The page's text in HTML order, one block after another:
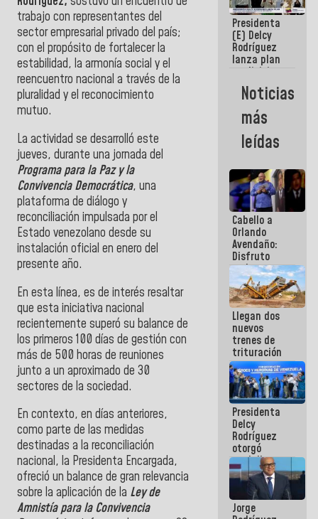
trabajo con representantes del
sector empresarial privado del país;
con el propósito de fortalecer la
estabilidad, la armonía social y el
reencuentro nacional a través de la
pluralidad y el reconocimiento
mutuo.
La actividad se desarrolló este
jueves, durante una jornada del
Programa para la Paz y la
Convivencia Democrática, una
plataforma de diálogo y
reconciliación impulsada por el
Estado venezolano desde su
instalación oficial en enero del
presente año.
En esta línea, es de interés resaltar
que esta iniciativa nacional
recientemente superó su balance de
los primeros 100 días de gestión con
más de 500 horas de reuniones
junto a un aproximado de 30
sectores de la sociedad.
En contexto, en días anteriores,
como parte de las medidas
destinadas a la reconciliación
nacional, la Presidenta Encargada,
ofreció un balance de gran relevancia
sobre la aplicación de la Ley de
Amnistía para la Convivencia
atención de
emergencia
sísmica en
la última
semana
Presidenta
(E) Delcy
Rodríguez
lanza plan
crediticio
con subsidio
a Juntas de
Condominio
Noticias
más
leídas
Cabello a
Orlando
Avendaño:
Disfruto
cada vez
que escribes
porque lo
que haces
es
embarrarla
Llegan dos
nuevos
trenes de
trituración
para
optimizar
manejo de
escombros
en La Guaira
Presidenta
Delcy
Rodríguez
otorgó
medalla
"Héroe de
Venezuela"
a servidores
públicos
Jorge